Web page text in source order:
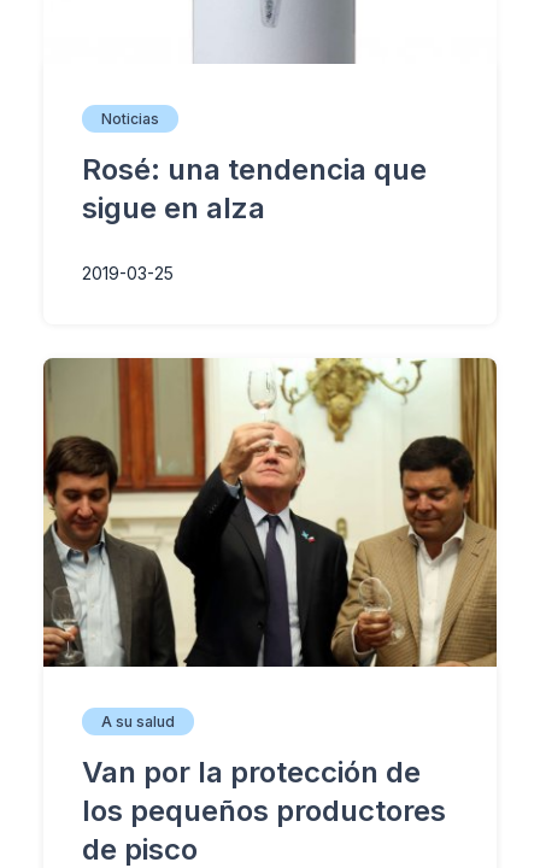
Noticias
Rosé: una tendencia que
sigue en alza
2019-03-25
A su salud
Van por la protección de
los pequeños productores
de pisco